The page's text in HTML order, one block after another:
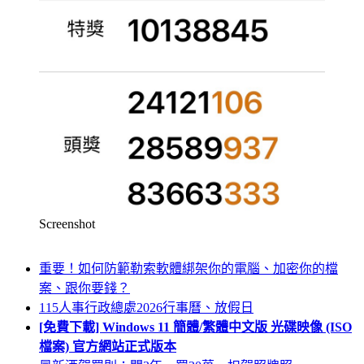
Screenshot
重要！如何防範勒索軟體綁架你的電腦、加密你的檔
案、跟你要錢？
115人事行政總處2026行事曆、放假日
[免費下載] Windows 11 簡體/繁體中文版 光碟映像 (ISO
檔案) 官方網站正式版本